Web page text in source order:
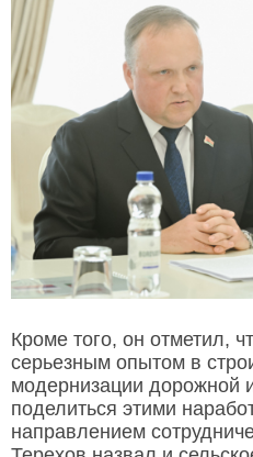
Кроме того, он отметил,
серьезным опытом в
модернизации дорожной
поделиться этими
направлением